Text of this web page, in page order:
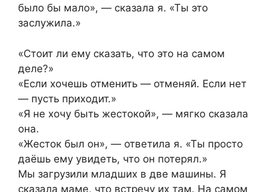
было бы мало», — сказала я. «Ты это
заслужила.»
«Стоит ли ему сказать, что это на самом
деле?»
«Если хочешь отменить — отменяй. Если нет
— пусть приходит.»
«Я не хочу быть жестокой», — мягко сказала
она.
«Жесток был он», — ответила я. «Ты просто
даёшь ему увидеть, что он потерял.»
Мы загрузили младших в две машины. Я
сказала маме, что встречу их там. На самом